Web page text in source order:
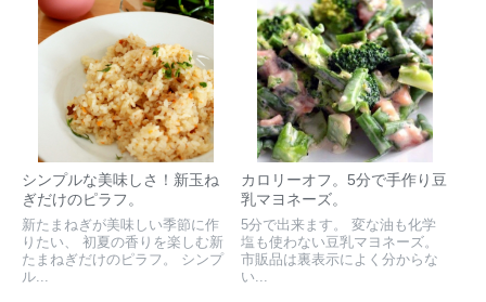
シンプルな美味しさ！新玉ね
ぎだけのピラフ。
新たまねぎが美味しい季節に作
りたい、 初夏の香りを楽しむ新
たまねぎだけのピラフ。 シンプ
ル...
カロリーオフ。5分で手作り豆
乳マヨネーズ。
5分で出来ます。 変な油も化学
塩も使わない豆乳マヨネーズ。
市販品は裏表示によく分からな
い...